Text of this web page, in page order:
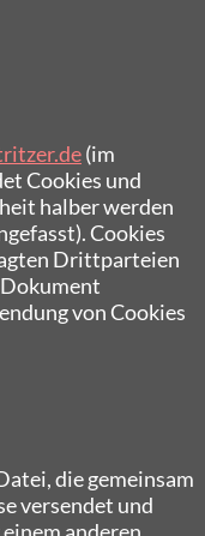
(im
Cookies und
halber werden
Cookies
Drittparteien
von Cookies
die gemeinsam
versendet und